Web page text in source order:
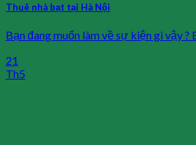
Thuê nhà bạt tại Hà Nội
Bạn đang muốn làm về sự kiện gì vậy ?
21
Th5